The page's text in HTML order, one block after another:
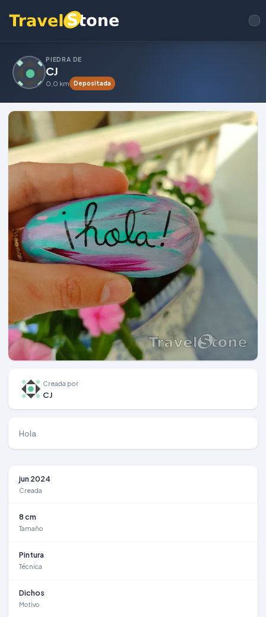
PIEDRA DE
CJ
0,0 km Depositada
Creada por
CJ
Hola
jun 2024
Creada
8 cm
Tamaño
Pintura
Técnica
Dichos
Motivo